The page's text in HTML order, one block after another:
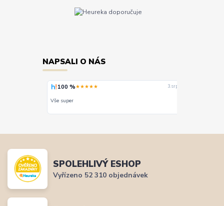
NAPSALI O NÁS
100 %★★★★★ 3. srpna
Vše super
SPOLEHLIVÝ ESHOP
Vyřízeno 52 310 objednávek